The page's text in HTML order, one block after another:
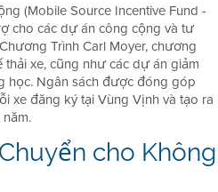
(Mobile Source Incentive Fund -
cho các dự án công cộng và tư
Trình Carl Moyer, chương
xe, cũng như các dự án giảm
học. Ngân sách được đóng góp
xe đăng ký tại Vùng Vịnh và tạo ra
cho Không